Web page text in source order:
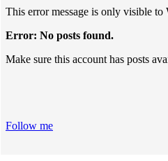
This error message is only visible to
Error: No posts found.
Make sure this account has posts
Follow me